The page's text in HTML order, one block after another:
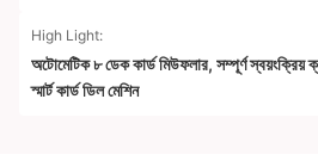
High Light:
অটোমেটিক ৮ ডেক কার্ড মিউফলার, সম্পূর্ণ
স্মার্ট কার্ড ডিল মেশিন